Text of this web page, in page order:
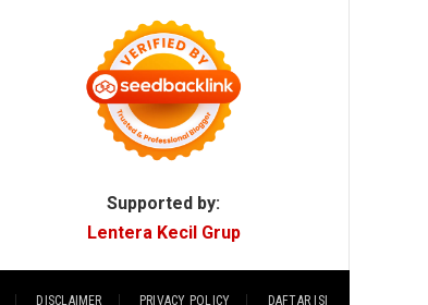
Supported by:
Lentera Kecil Grup
DISCLAIMER PRIVACY POLICY DAFTAR ISI